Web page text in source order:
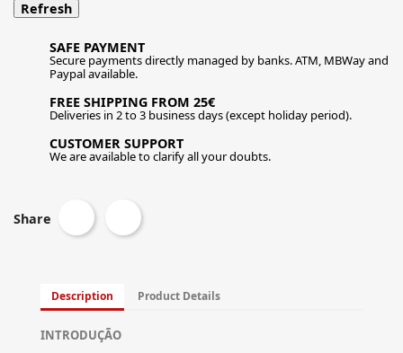
SAFE PAYMENT
Secure payments directly managed by banks. ATM, MBWay and
Paypal available.
FREE SHIPPING FROM 25€
Deliveries in 2 to 3 business days (except holiday period).
CUSTOMER SUPPORT
We are available to clarify all your doubts.
Share
Description Product Details
INTRODUÇÃO